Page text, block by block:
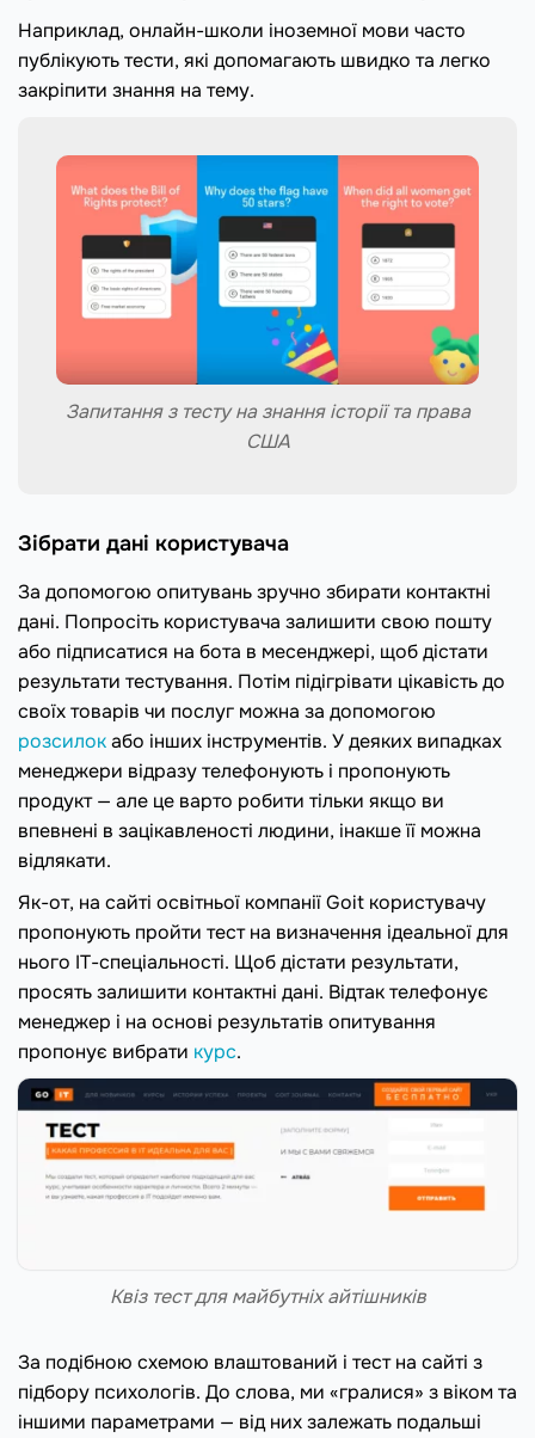
Наприклад, онлайн-школи іноземної мови часто
публікують тести, які допомагають швидко та легко
закріпити знання на тему.
Запитання з тесту на знання історії та права
США
Зібрати дані користувача
За допомогою опитувань зручно збирати контактні
дані. Попросіть користувача залишити свою пошту
або підписатися на бота в месенджері, щоб дістати
результати тестування. Потім підігрівати цікавість до
своїх товарів чи послуг можна за допомогою
розсилокабо інших інструментів. У деяких випадках
менеджери відразу телефонують і пропонують
продукт — але це варто робити тільки якщо ви
впевнені в зацікавленості людини, інакше її можна
відлякати.
Як-от, на сайті освітньої компанії Goit користувачу
пропонують пройти тест на визначення ідеальної для
нього IT-спеціальності. Щоб дістати результати,
просять залишити контактні дані. Відтак телефонує
менеджер і на основі результатів опитування
пропонує вибрати курс.
Квіз тест для майбутніх айтішників
За подібною схемою влаштований і тест на сайті з
підбору психологів. До слова, ми «гралися» з віком та
іншими параметрами — від них залежать подальші